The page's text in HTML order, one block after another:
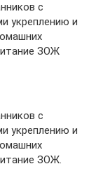
с
укреплению и
ЗОЖ
с
укреплению и
ЗОЖ.